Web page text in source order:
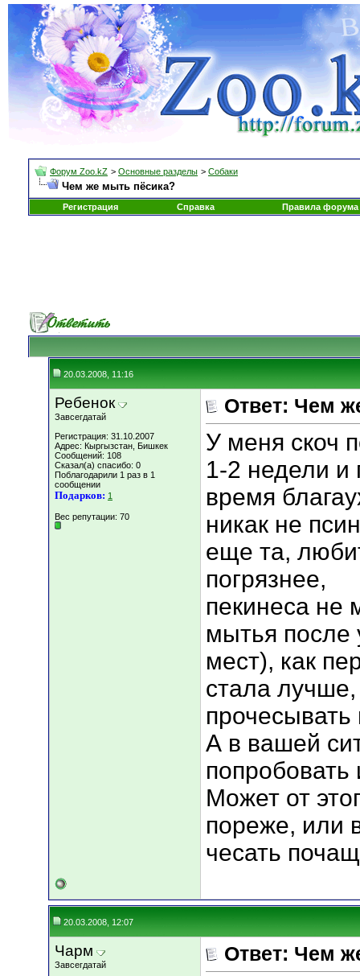
Форум Zoo.kZ > Основные разделы > Собаки
Чем же мыть пёсика?
Регистрация Справка Правила форума
20.03.2008, 11:16
Ребенок
Завсегдатай
Регистрация: 31.10.2007
Адрес: Кыргызстан, Бишкек
Сообщений: 108
Сказал(а) спасибо: 0
Поблагодарили 1 раз в 1
сообщении
Подарков: 1
Вес репутации: 70
Ответ: Чем
У меня скоч
1-2 недели и
время
никак не
еще та,
погрязнее,
пекинеса не
мытья
мест), как
стала
прочесывать
А в вашей
Может от
пореже, или
чесать
20.03.2008, 12:07
Чарм
Завсегдатай Ответ: Чем